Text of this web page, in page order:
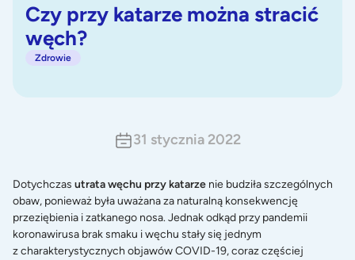
Czy przy katarze można stracić
węch?
Zdrowie
31 stycznia 2022
Dotychczas utrata węchu przy katarze nie budziła szczególnych
obaw, ponieważ była uważana za naturalną konsekwencję
przeziębienia i zatkanego nosa. Jednak odkąd przy pandemii
koronawirusa brak smaku i węchu stały się jednym
z charakterystycznych objawów COVID-19, coraz częściej